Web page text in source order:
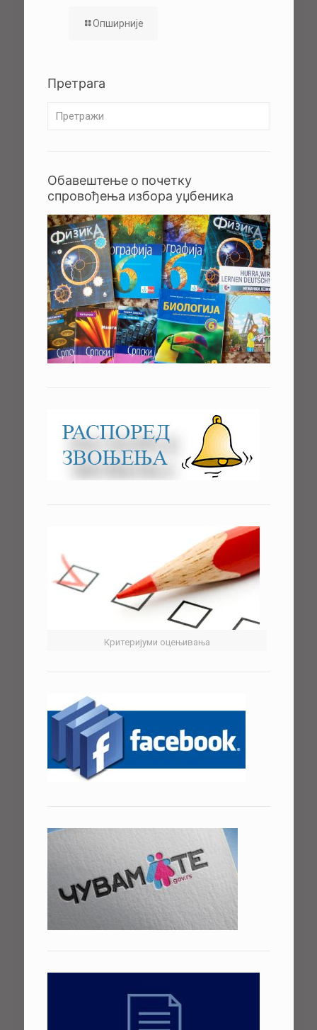
Опширније
Претрага
Обавештење о почетку
спровођења избора уџбеника
Критеријуми оцењивања